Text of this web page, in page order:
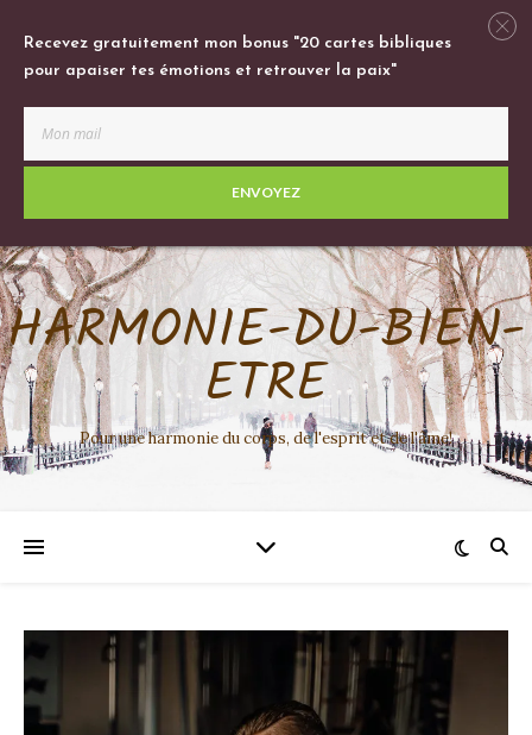
HARMONIE-DU-BIEN-
ETRE
Pour une harmonie du corps, de l'esprit et de l'âme!
Recevez gratuitement mon bonus "20 cartes bibliques
pour apaiser tes émotions et retrouver la paix"
ENVOYEZ